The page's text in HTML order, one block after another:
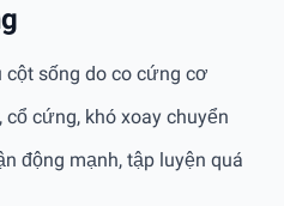
sống do co cứng cơ
cứng, khó xoay chuyển
động mạnh, tập luyện quá